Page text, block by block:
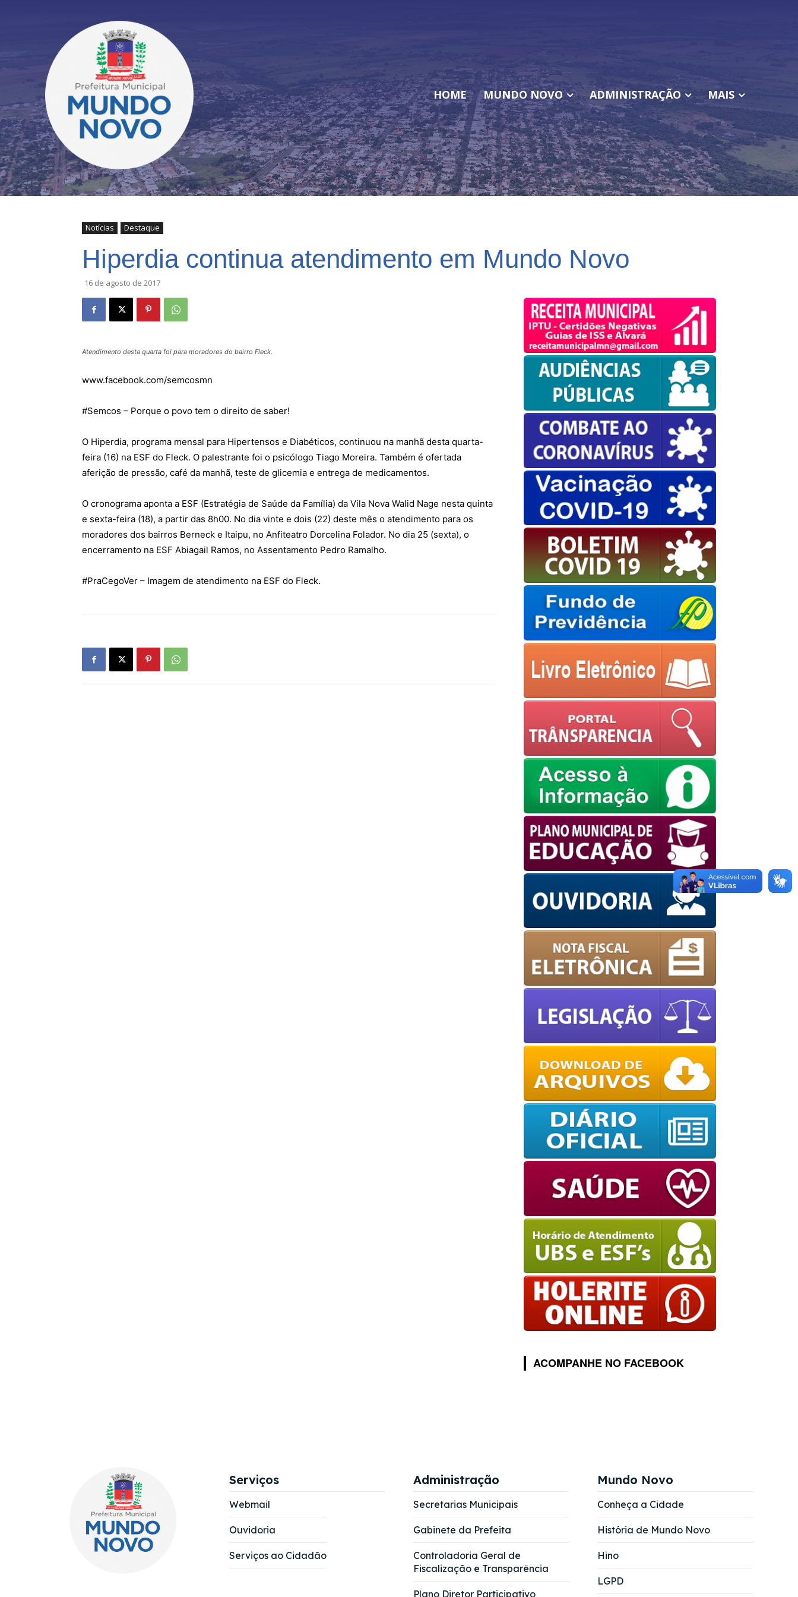
HOME MUNDO NOVO ADMINISTRAÇÃO MAIS
Notícias Destaque
Hiperdia continua atendimento em Mundo Novo
16 de agosto de 2017
Atendimento desta quarta foi para moradores do bairro Fleck.
www.facebook.com/semcosmn
#Semcos – Porque o povo tem o direito de saber!
O Hiperdia, programa mensal para Hipertensos e Diabéticos, continuou na manhã desta quarta-
feira (16) na ESF do Fleck. O palestrante foi o psicólogo Tiago Moreira. Também é ofertada
aferição de pressão, café da manhã, teste de glicemia e entrega de medicamentos.
O cronograma aponta a ESF (Estratégia de Saúde da Família) da Vila Nova Walid Nage nesta quinta
e sexta-feira (18), a partir das 8h00. No dia vinte e dois (22) deste mês o atendimento para os
moradores dos bairros Berneck e Itaipu, no Anfiteatro Dorcelina Folador. No dia 25 (sexta), o
encerramento na ESF Abiagail Ramos, no Assentamento Pedro Ramalho.
#PraCegoVer – Imagem de atendimento na ESF do Fleck.
ACOMPANHE NO FACEBOOK
Serviços
Webmail
Ouvidoria
Serviços ao Cidadão
Administração
Secretarias Municipais
Gabinete da Prefeita
Controladoria Geral de
Fiscalização e Transparência
Plano Diretor Participativo
Mundo Novo
Conheça a Cidade
História de Mundo Novo
Hino
LGPD